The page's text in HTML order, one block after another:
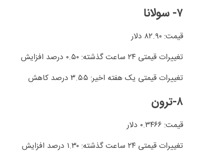
۷- سولانا
قیمت: ۸۲.۹۰ دلار
تغییرات قیمتی ۲۴ ساعت گذشته: ۰.۵۰ درصد افزایش
تغییرات قیمتی یک هفته اخیر: ۳.۵۵ درصد کاهش
۸-ترون
قیمت: ۰.۳۴۶۶ دلار
تغییرات قیمتی ۲۴ ساعت گذشته: ۱.۳۰ درصد افزایش